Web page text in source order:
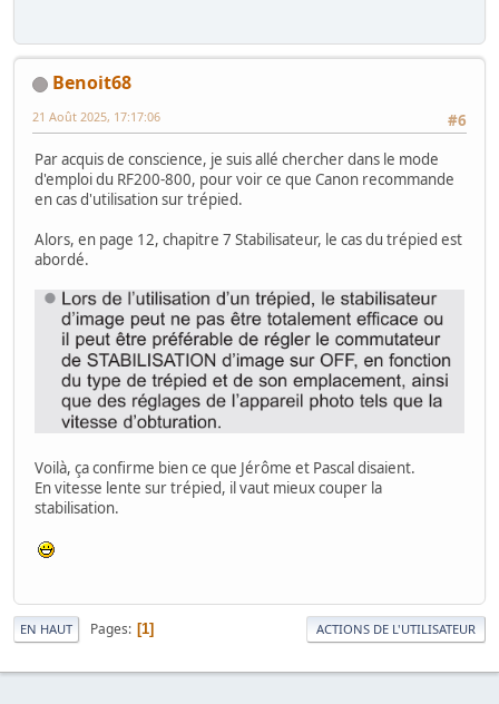
Benoit68
#6
21 Août 2025, 17:17:06
Par acquis de conscience, je suis allé chercher dans le mode
d'emploi du RF200-800, pour voir ce que Canon recommande
en cas d'utilisation sur trépied.
Alors, en page 12, chapitre 7 Stabilisateur, le cas du trépied est
abordé.
Voilà, ça confirme bien ce que Jérôme et Pascal disaient.
En vitesse lente sur trépied, il vaut mieux couper la
stabilisation.
EN HAUT Pages 1 ACTIONS DE L'UTILISATEUR